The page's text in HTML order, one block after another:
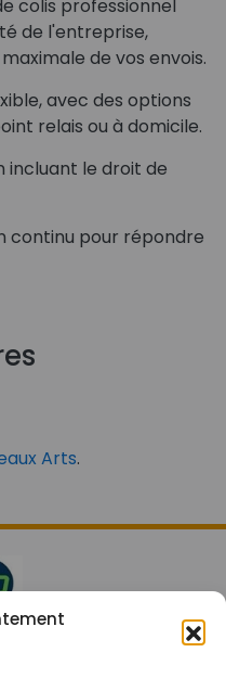
colis professionnel
de l'entreprise,
de vos envois.
avec des options
relais ou à domicile.
incluant le droit de
continu pour répondre
Arts.
réduit !